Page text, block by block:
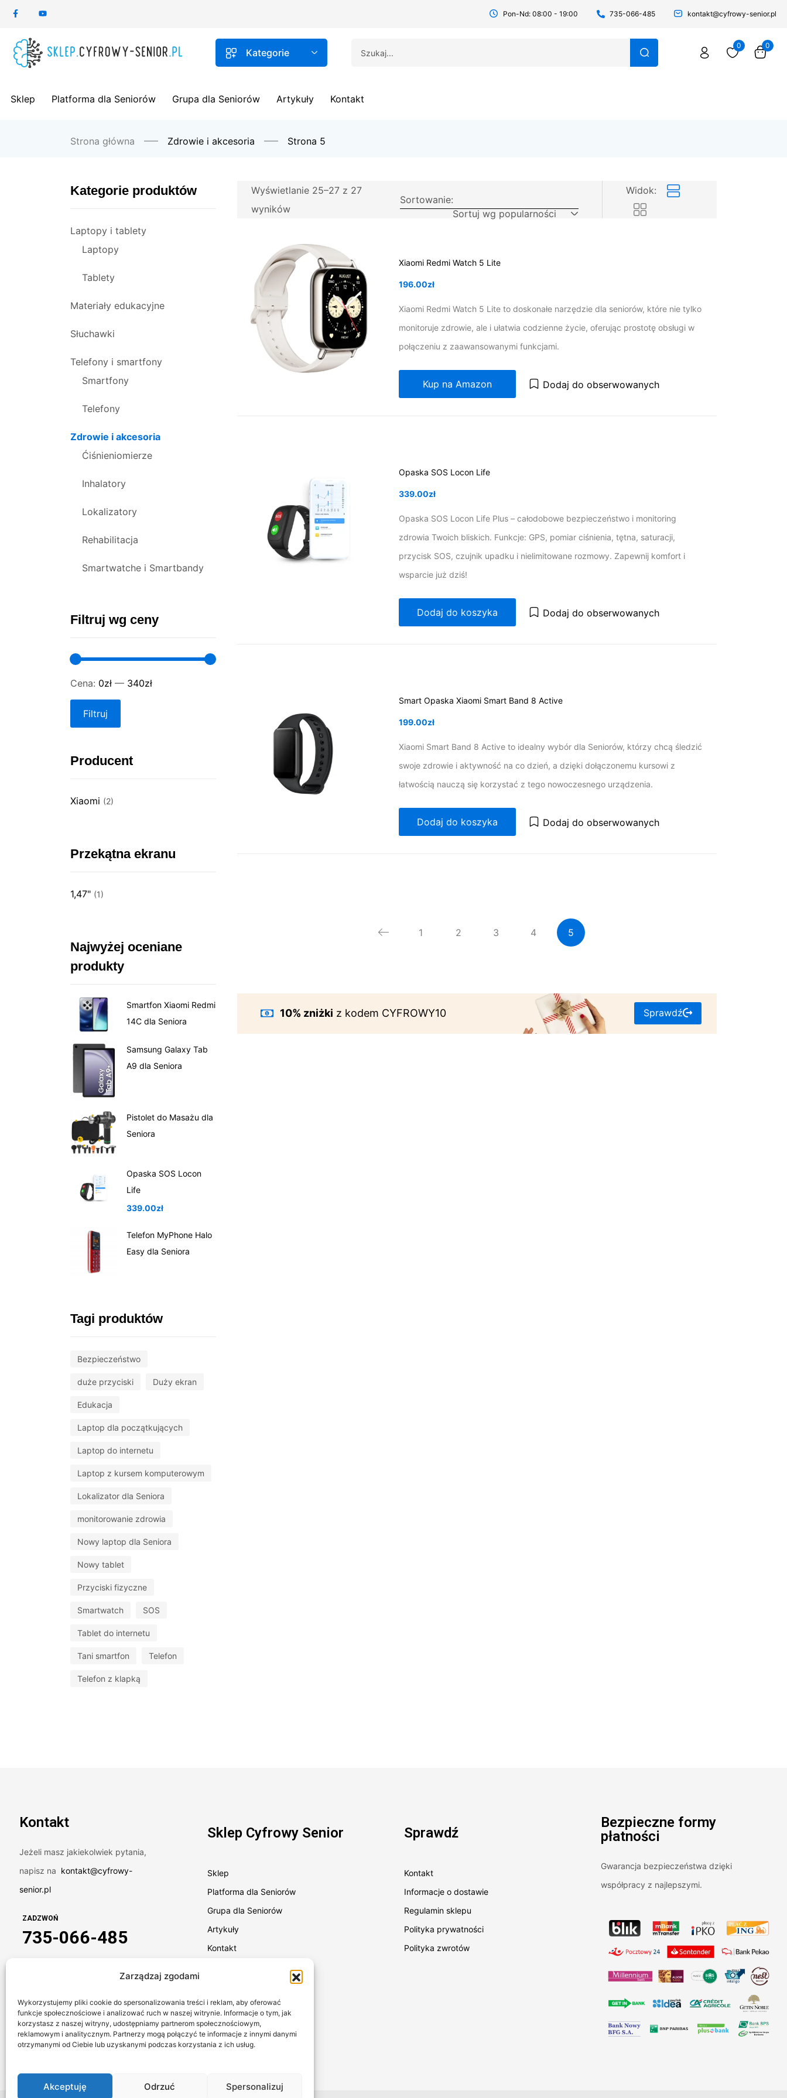
Zarządzaj zgodami
Wykorzystujemy pliki cookie do spersonalizowania treści i reklam, aby oferować
funkcje społecznościowe i analizować ruch w naszej witrynie. Informacje o tym, jak
korzystasz z naszej witryny, udostępniamy partnerom społecznościowym,
reklamowym i analitycznym. Partnerzy mogą połączyć te informacje z innymi danymi
otrzymanymi od Ciebie lub uzyskanymi podczas korzystania z ich usług.
Akceptuję Odrzuć Spersonalizuj
Pon-Nd: 08:00 - 19:00 735-066-485 kontakt@cyfrowy-senior.pl
Kategorie
0 0
Sklep Platforma dla Seniorów Grupa dla Seniorów Artykuły Kontakt
Strona główna Zdrowie i akcesoria Strona 5
Kategorie produktów
Laptopy i tablety
Laptopy
Tablety
Materiały edukacyjne
Słuchawki
Telefony i smartfony
Smartfony
Telefony
Zdrowie i akcesoria
Ćiśnieniomierze
Inhalatory
Lokalizatory
Rehabilitacja
Smartwatche i Smartbandy
Filtruj wg ceny
Filtruj
Cena: 0zł — 340zł
Producent
Xiaomi (2)
Przekątna ekranu
1,47" (1)
Najwyżej oceniane
produkty
Smartfon Xiaomi Redmi
14C dla Seniora
Samsung Galaxy Tab
A9 dla Seniora
Pistolet do Masażu dla
Seniora
Opaska SOS Locon
Life
339.00zł
Telefon MyPhone Halo
Easy dla Seniora
Tagi produktów
Bezpieczeństwo
duże przyciski Duży ekran
Edukacja
Laptop dla początkujących
Laptop do internetu
Laptop z kursem komputerowym
Lokalizator dla Seniora
monitorowanie zdrowia
Nowy laptop dla Seniora
Nowy tablet
Przyciski fizyczne
Smartwatch SOS
Tablet do internetu
Tani smartfon Telefon
Telefon z klapką
Wyświetlanie 25–27 z 27
wyników
Sortowanie:
Sortuj wg popularności
Widok:
Xiaomi Redmi Watch 5 Lite
196.00zł
Xiaomi Redmi Watch 5 Lite to doskonałe narzędzie dla seniorów, które nie tylko
monitoruje zdrowie, ale i ułatwia codzienne życie, oferując prostotę obsługi w
połączeniu z zaawansowanymi funkcjami.
Kup na Amazon Dodaj do obserwowanych
Opaska SOS Locon Life
339.00zł
Opaska SOS Locon Life Plus – całodobowe bezpieczeństwo i monitoring
zdrowia Twoich bliskich. Funkcje: GPS, pomiar ciśnienia, tętna, saturacji,
przycisk SOS, czujnik upadku i nielimitowane rozmowy. Zapewnij komfort i
wsparcie już dziś!
Dodaj do koszyka Dodaj do obserwowanych
Smart Opaska Xiaomi Smart Band 8 Active
199.00zł
Xiaomi Smart Band 8 Active to idealny wybór dla Seniorów, którzy chcą śledzić
swoje zdrowie i aktywność na co dzień, a dzięki dołączonemu kursowi z
łatwością nauczą się korzystać z tego nowoczesnego urządzenia.
Dodaj do koszyka Dodaj do obserwowanych
1 2 3 4 5
10% zniżki z kodem CYFROWY10 Sprawdź
Kontakt
Jeżeli masz jakiekolwiek pytania,
napisz na kontakt@cyfrowy-
senior.pl
ZADZWOŃ
735-066-485
Sklep Cyfrowy Senior
Sklep
Platforma dla Seniorów
Grupa dla Seniorów
Artykuły
Kontakt
Sprawdź
Kontakt
Informacje o dostawie
Regulamin sklepu
Polityka prywatności
Polityka zwrotów
Bezpieczne formy
płatności
Gwarancja bezpieczeństwa dzięki
współpracy z najlepszymi.